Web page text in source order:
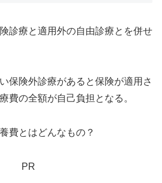
診療と適用外の自由診療とを併せ
保険外診療があると保険が適用さ
費の全額が自己負担となる。
費とはどんなもの？
PR